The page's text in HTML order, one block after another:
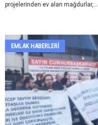
projelerinden ev alan mağdurlar,...
EMLAK HABERLERI